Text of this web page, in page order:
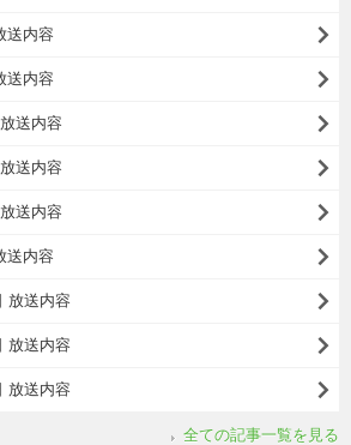
送内容
送内容
送内容
送内容
送内容
送内容
放送内容
放送内容
放送内容
全ての記事一覧を見る